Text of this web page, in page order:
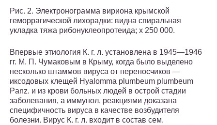
Рис. 2. Электронограмма вириона крымской
геморрагической лихорадки: видна спиральная
укладка тяжа рибонуклеопротеида; х 250 000.
Впервые этиология К. г. л. установлена в 1945—1946
гг. М. П. Чумаковым в Крыму, когда было выделено
несколько штаммов вируса от переносчиков —
иксодовых клещей Hyalomma plumbeum plumbeum
Panz. и из крови больных людей в острой стадии
заболевания, а иммунол, реакциями доказана
специфичность вируса в качестве возбудителя
болезни. Вирус К. г. л. входит в состав сем.